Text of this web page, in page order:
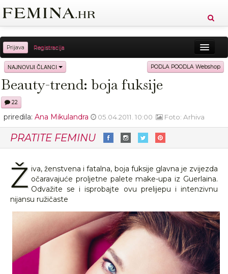
Prijava Registracija
Sreća Zdravlje Vitkost
Moda Ljubav Relax Putovanja
NAJNOVIJI ČLANCI PODLA POODLA Webshop
Beauty-trend: boja fuksije
22
priredila: Ana Mikulandra 05.04.2011. 10:00 Foto: Arhiva
PRATITE FEMINU
Ž iva, ženstvena i fatalna, boja fuksije glavna je zvijezda
očaravajuće proljetne palete make-upa iz Guerlaina.
Odvažite se i isprobajte ovu prelijepu i intenzivnu
nijansu ružičaste